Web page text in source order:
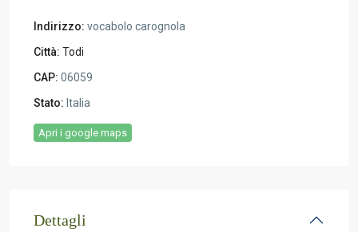
Indirizzo: vocabolo carognola
Città: Todi
CAP: 06059
Stato: Italia
Apri i google maps
Dettagli